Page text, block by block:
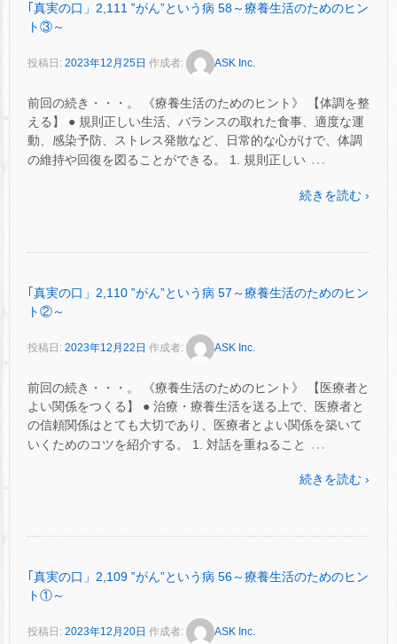
｢真実の口」2,111 ‟がん”という病 58～療養生活のためのヒン
ト③～
投稿日: 2023年12月25日 作成者: ASK Inc.
前回の続き・・・。 《療養生活のためのヒント》 【体調を整
える】 ● 規則正しい生活、バランスの取れた食事、適度な運
動、感染予防、ストレス発散など、日常的な心がけで、体調
の維持や回復を図ることができる。 1. 規則正しい …
続きを読む ›
｢真実の口」2,110 ‟がん”という病 57～療養生活のためのヒン
ト②～
投稿日: 2023年12月22日 作成者: ASK Inc.
前回の続き・・・。 《療養生活のためのヒント》 【医療者と
よい関係をつくる】 ● 治療・療養生活を送る上で、医療者と
の信頼関係はとても大切であり、医療者とよい関係を築いて
いくためのコツを紹介する。 1. 対話を重ねること
…
続きを読む ›
｢真実の口」2,109 ‟がん”という病 56～療養生活のためのヒン
ト①～
投稿日: 2023年12月20日 作成者: ASK Inc.